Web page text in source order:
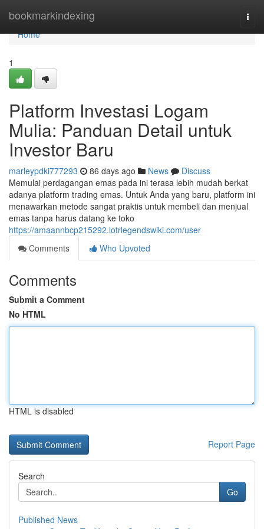
bookmarkindexing
Home
Home
1
Platform Investasi Logam
Mulia: Panduan Detail untuk
Investor Baru
marleypdki777293 86 days ago News
Discuss
Memulai perdagangan emas pada ini terasa lebih mudah berkat
adanya platform trading emas. Untuk Anda yang baru, platform ini
menawarkan metode sangat praktis untuk membeli dan menjual
emas tanpa harus datang ke toko
https://amaannbcp215292.lotrlegendswiki.com/user
Comments
Who Upvoted
Comments
Submit a Comment
No HTML
HTML is disabled
Report Page
Search
Go
Published News